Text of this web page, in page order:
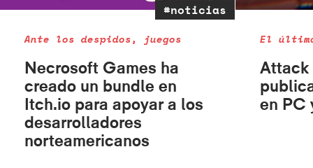
#noticias
Ante los despidos, juegos
Necrosoft Games ha
creado un bundle en
Itch.io para apoyar a los
desarrolladores
norteamericanos
El
Attack
en PC